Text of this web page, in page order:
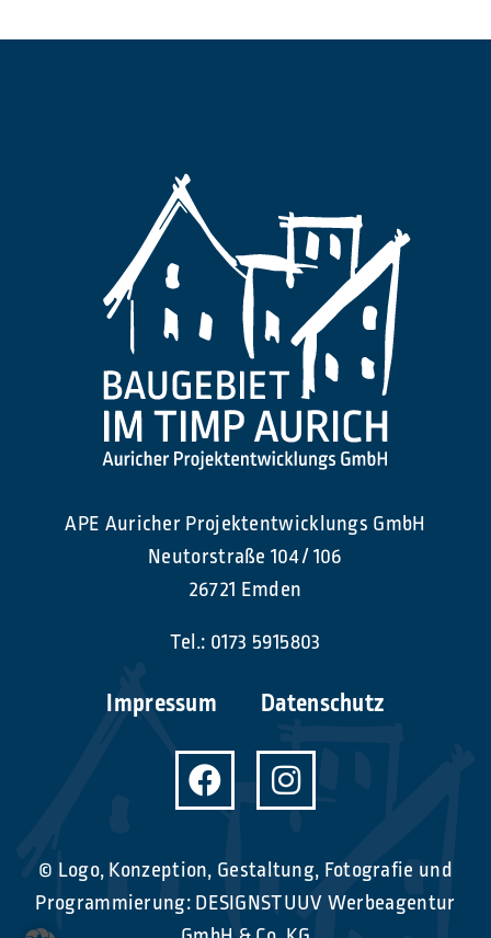
APE Auricher Projektentwicklungs GmbH
Neutorstraße 104 / 106
26721 Emden
Tel.: 0173 5915803
Impressum Datenschutz
© Logo, Konzeption, Gestaltung, Fotografie und
Programmierung:DESIGNSTUUV Werbeagentur